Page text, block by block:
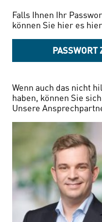
Falls Ihnen Ihr
können Sie hier es
PASSWORT
Wenn auch das nicht
haben, können Sie
Unsere